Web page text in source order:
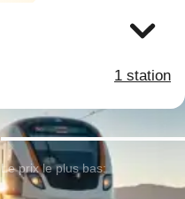
1 station
Le prix le plus bas: